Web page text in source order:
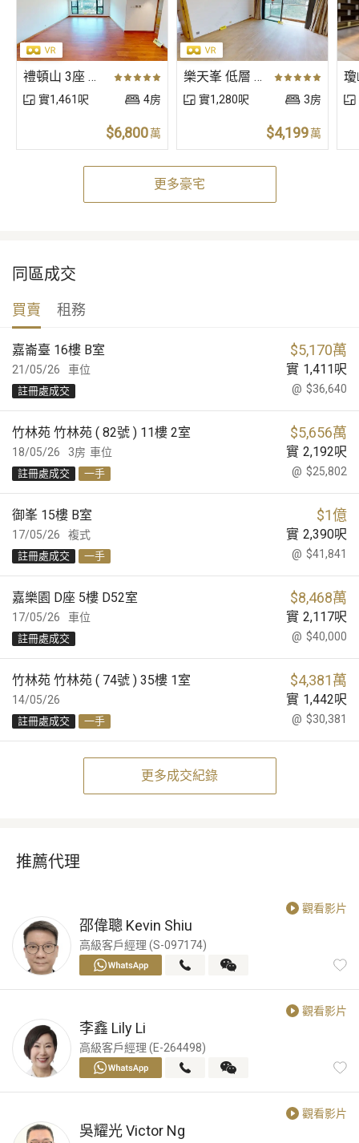
禮頓山 3座 高層 A室
實1,461呎 4房
$6,800萬
樂天峯 低層 B室
實1,280呎 3房
$4,199萬
更多豪宅
同區成交
買賣 租務
21/05/26
嘉崙臺 16樓 B室 $5,170萬
車位 實 1,411 呎
@ $36,640
註冊處成交
18/05/26
竹林苑 竹林苑 ( 82號 ) 11樓 2室 $5,656萬
車位 實 2,192呎
3房
@ $25,802
註冊處成交 一手
17/05/26
御峯 15樓 B室 $1億
複式 實 2,390呎
@ $41,841
註冊處成交 一手
17/05/26
嘉樂園 D座 5樓 D52室 $8,468萬
車位 實 2,117呎
@ $40,000
註冊處成交
14/05/26
竹林苑 竹林苑 ( 74號 ) 35樓 1室 $4,381萬
實 1,442呎
@ $30,381
註冊處成交 一手
更多成交紀錄
推薦代理
觀看影片
邵偉聰 Kevin Shiu
高級客戶經理 (S-097174)
觀看影片
李鑫 Lily Li
高級客戶經理 (E-264498)
觀看影片
吳耀光Victor Ng